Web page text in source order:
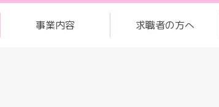
事業内容 求職者の方へ